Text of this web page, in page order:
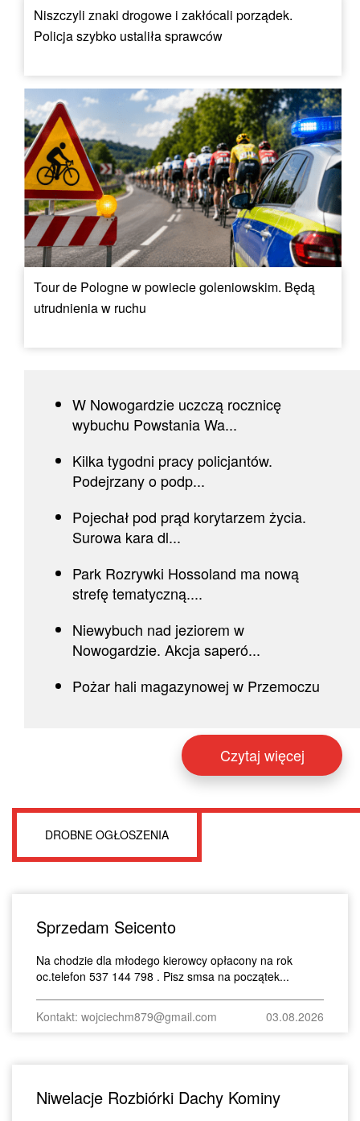
Niszczyli znaki drogowe i zakłócali porządek.
Policja szybko ustaliła sprawców
Tour de Pologne w powiecie goleniowskim. Będą
utrudnienia w ruchu
W Nowogardzie uczczą rocznicę
wybuchu Powstania Wa...
Kilka tygodni pracy policjantów.
Podejrzany o podp...
Pojechał pod prąd korytarzem życia.
Surowa kara dl...
Park Rozrywki Hossoland ma nową
strefę tematyczną....
Niewybuch nad jeziorem w
Nowogardzie. Akcja saperó...
Pożar hali magazynowej w Przemoczu
Czytaj więcej
DROBNE OGŁOSZENIA
Sprzedam Seicento
Na chodzie dla młodego kierowcy opłacony na rok
oc.telefon 537 144 798 . Pisz smsa na początek...
Kontakt: wojciechm879@gmail.com 03.08.2026
Niwelacje Rozbiórki Dachy Kominy